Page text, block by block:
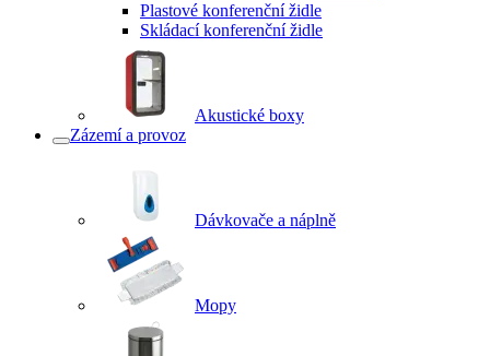
Plastové konferenční židle
Skládací konferenční židle
Akustické boxy
Zázemí a provoz
Dávkovače a náplně
Mopy